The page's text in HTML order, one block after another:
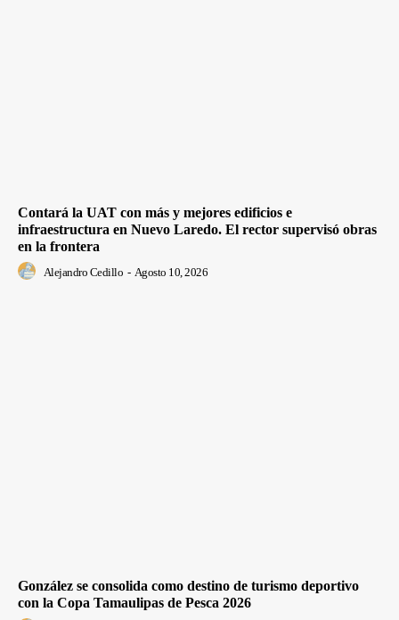
Contará la UAT con más y mejores edificios e
infraestructura en Nuevo Laredo. El rector supervisó obras
en la frontera
Alejandro Cedillo - Agosto 10, 2026
González se consolida como destino de turismo deportivo
con la Copa Tamaulipas de Pesca 2026